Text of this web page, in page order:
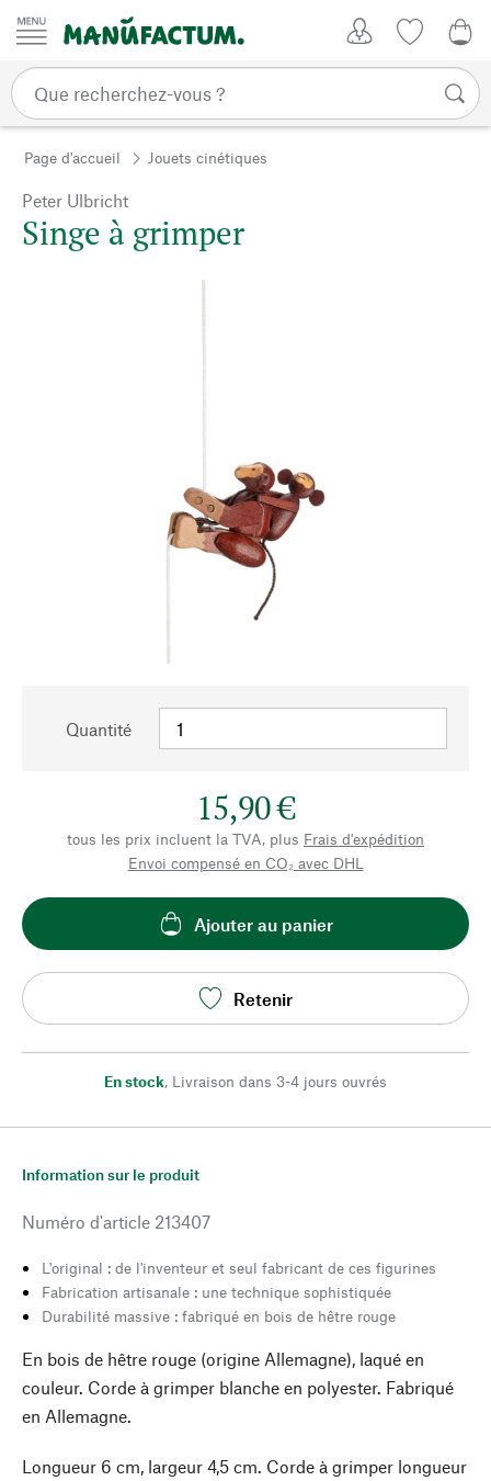
Passer au contenu
Page d'accueil Jouets cinétiques
Peter Ulbricht
Singe à grimper
Quantité
15,90 €
tous les prix incluent la TVA, plus Frais d'expédition
Envoi compensé en CO₂ avec DHL
Ajouter au panier
Retenir
En stock, Livraison dans 3-4 jours ouvrés
Information sur le produit
Numéro d'article 213407
L'original : de l'inventeur et seul fabricant de ces figurines
Fabrication artisanale : une technique sophistiquée
Durabilité massive : fabriqué en bois de hêtre rouge
En bois de hêtre rouge (origine Allemagne), laqué en
couleur. Corde à grimper blanche en polyester. Fabriqué
en Allemagne.
Longueur 6 cm, largeur 4,5 cm. Corde à grimper longueur